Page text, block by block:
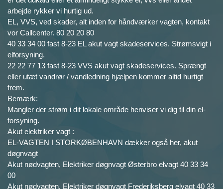
arbejde rykker vi hurtig ud.
EL, VVS, ved skader, alt inden for håndværker vagten, kontakt
vor Callcenter. 80 20 20 80
40 33 34 00 fast 8-23 EL akut vagt skadeservices. Strømsvigt i
elforsyning.
22 22 77 13 fast 8-23 VVS akut vagt skadeservices. Sprængt
eller utæt vandrør / vandledning hjælpen kommer altid hurtigt
frem.
Bemærk:
Mangler der strøm i dit lokale område henviser vi dig til din el-
forsyning.
Akut elektriker vagt :
EL-VAGTEN I STORKØBENHAVN dækker også her, akut
døgnvagt
Akut nødvagten, Elektriker døgnvagt Østerbro elvagt 40 33 34
00
Akut nødvagten, Elektriker døgnvagt Frederiksberg elvagt 40 33